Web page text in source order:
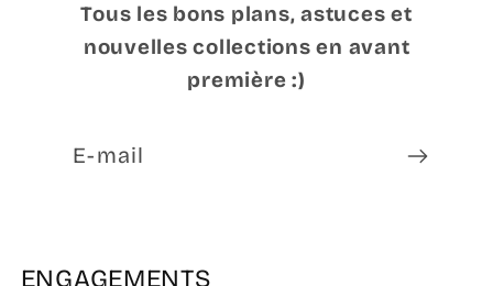
Tous les bons plans, astuces et
nouvelles collections en avant
première :)
E-mail
ENGAGEMENTS